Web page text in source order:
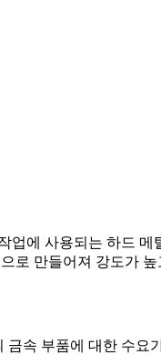
업에 사용되는 하드
로 만들어져 강도가
속 부품에 대한 수